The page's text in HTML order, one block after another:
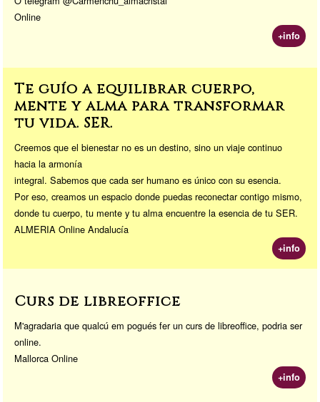
Online
+info
Te guío a equilibrar cuerpo,
mente y alma para transformar
tu vida. SER.
Creemos que el bienestar no es un destino, sino un viaje continuo
hacia la armonía
integral. Sabemos que cada ser humano es único con su esencia.
Por eso, creamos un espacio donde puedas reconectar contigo mismo,
donde tu cuerpo, tu mente y tu alma encuentre la esencia de tu SER.
ALMERIA Online Andalucía
+info
Curs de libreoffice
M'agradaria que qualcú em pogués fer un curs de libreoffice, podria ser
online.
Mallorca Online
+info